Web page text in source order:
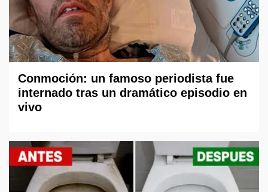
Conmoción: un famoso periodista fue
internado tras un dramático episodio en
vivo